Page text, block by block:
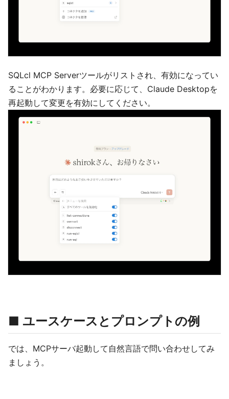
SQLcl MCP Serverツールがリストされ、有効になってい
ることがわかります。必要に応じて、Claude Desktopを
再起動して変更を有効にしてください。
■ ユースケースとプロンプトの例
では、MCPサーバ起動して自然言語で問い合わせしてみ
ましょう。